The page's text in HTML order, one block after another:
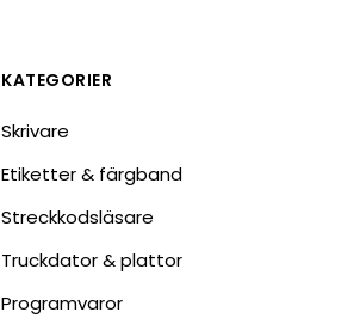
KATEGORIER
Skrivare
Etiketter & färgband
Streckkodsläsare
Truckdator & plattor
Programvaror